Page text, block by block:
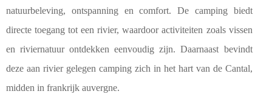
natuurbeleving, ontspanning en comfort. De camping biedt
directe toegang tot een rivier, waardoor activiteiten zoals vissen
en riviernatuur ontdekken eenvoudig zijn. Daarnaast bevindt
deze aan rivier gelegen camping zich in het hart van de Cantal,
midden in frankrijk auvergne.